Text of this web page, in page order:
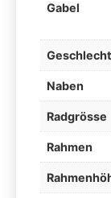
Gabel
Geschlecht
Naben
Radgrösse
Rahmen